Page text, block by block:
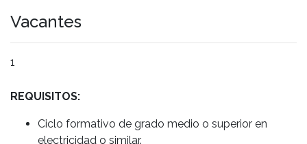
Vacantes
1
REQUISITOS:
Ciclo formativo de grado medio o superior en
electricidad o similar.